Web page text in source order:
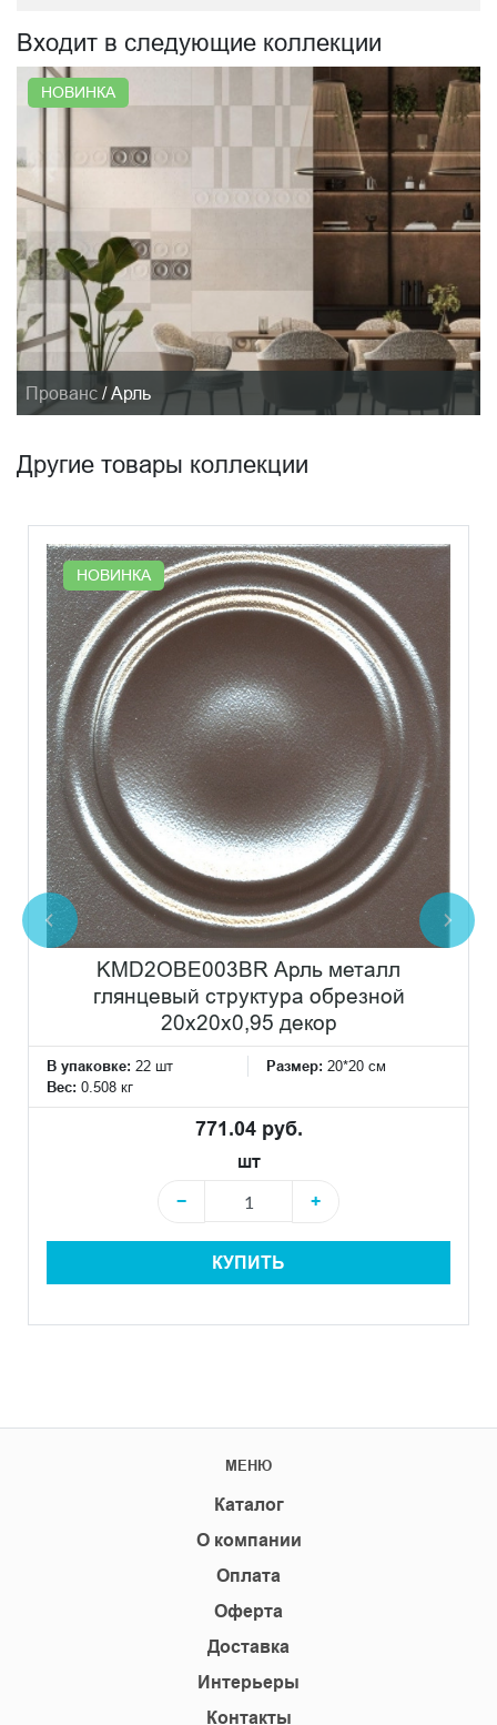
Входит в следующие коллекции
НОВИНКА
Прованс / Арль
Другие товары коллекции
НОВИНКА
KMD2OBE003BR Арль металл
глянцевый структура обрезной
20x20x0,95 декор
В упаковке: 22 шт Размер: 20*20 см
Вес: 0.508 кг
771.04 руб.
шт
−
+
КУПИТЬ
МЕНЮ
Каталог
О компании
Оплата
Оферта
Доставка
Интерьеры
Контакты